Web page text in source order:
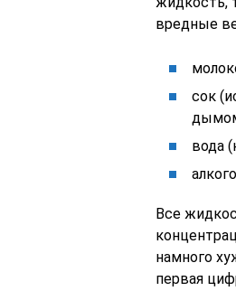
вредные
сок
вода
Все
намного
первая